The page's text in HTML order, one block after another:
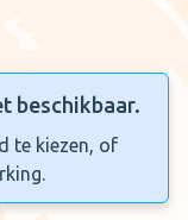
beschikbaar.
te kiezen, of